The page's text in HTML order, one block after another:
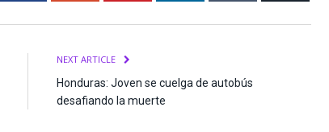
NEXT ARTICLE
Honduras: Joven se cuelga de autobús
desafiando la muerte